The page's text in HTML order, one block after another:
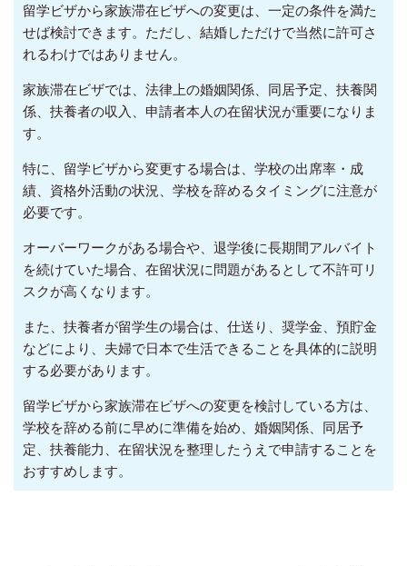
留学ビザから家族滞在ビザへの変更は、一定の条件を満た
せば検討できます。ただし、結婚しただけで当然に許可さ
れるわけではありません。
家族滞在ビザでは、法律上の婚姻関係、同居予定、扶養関
係、扶養者の収入、申請者本人の在留状況が重要になりま
す。
特に、留学ビザから変更する場合は、学校の出席率・成
績、資格外活動の状況、学校を辞めるタイミングに注意が
必要です。
オーバーワークがある場合や、退学後に長期間アルバイト
を続けていた場合、在留状況に問題があるとして不許可リ
スクが高くなります。
また、扶養者が留学生の場合は、仕送り、奨学金、預貯金
などにより、夫婦で日本で生活できることを具体的に説明
する必要があります。
留学ビザから家族滞在ビザへの変更を検討している方は、
学校を辞める前に早めに準備を始め、婚姻関係、同居予
定、扶養能力、在留状況を整理したうえで申請することを
おすすめします。